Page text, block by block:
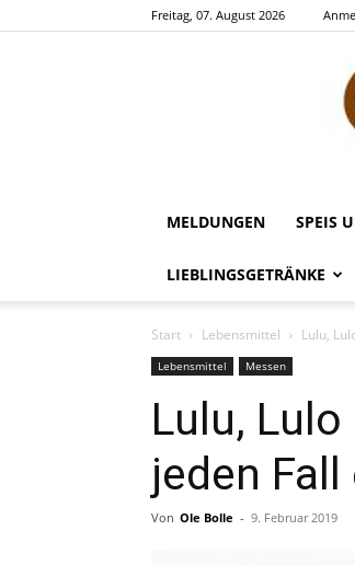
Freitag, 07. August 2026
MELDUNGEN SPEIS
LIEBLINGSGETRÄNKE
Start Lebensmittel Lulu,
Lebensmittel Messen
Lulu,
jeden
Von Ole Bolle - 9. Februar 2019